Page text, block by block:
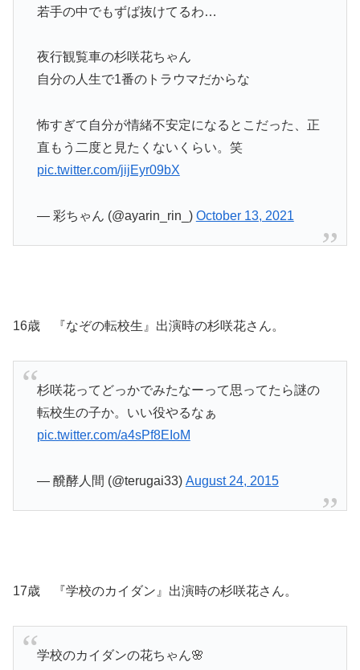
若手の中でもずば抜けてるわ…
夜行観覧車の杉咲花ちゃん
自分の人生で1番のトラウマだからな
怖すぎて自分が情緒不安定になるとこだった、正
直もう二度と見たくないくらい。笑
pic.twitter.com/jijEyr09bX
— 彩ちゃん (@ayarin_rin_) October 13, 2021
16歳 『なぞの転校生』出演時の杉咲花さん。
杉咲花ってどっかでみたなーって思ってたら謎の
転校生の子か。いい役やるなぁ
pic.twitter.com/a4sPf8EIoM
— 醗酵人間 (@terugai33) August 24, 2015
17歳 『学校のカイダン』出演時の杉咲花さん。
学校のカイダンの花ちゃん🌸